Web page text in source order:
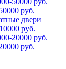
руб.
двери
руб.
20000 руб.
руб.